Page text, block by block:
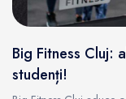
Big Fitness Cluj:
studenți!